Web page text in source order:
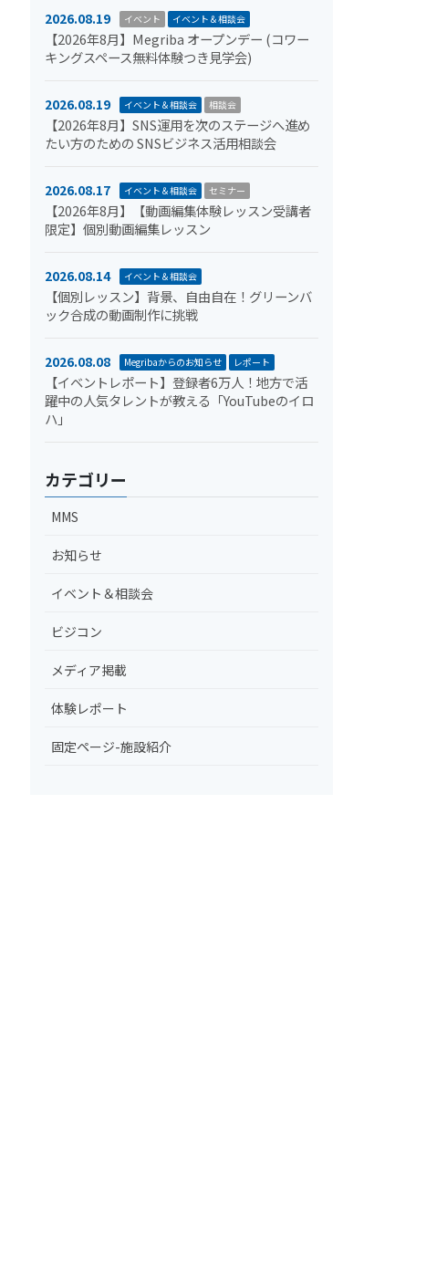
2026.08.19 イベント イベント＆相談会
【2026年8月】Megriba オープンデー (コワー
キングスペース無料体験つき見学会)
2026.08.19 イベント＆相談会 相談会
【2026年8月】SNS運用を次のステージへ進め
たい方のための SNSビジネス活用相談会
2026.08.17 イベント＆相談会 セミナー
【2026年8月】【動画編集体験レッスン受講者
限定】個別動画編集レッスン
2026.08.14 イベント＆相談会
【個別レッスン】背景、自由自在！グリーンバ
ック合成の動画制作に挑戦
2026.08.08 Megribaからのお知らせ レポート
【イベントレポート】登録者6万人！地方で活
躍中の人気タレントが教える「YouTubeのイロ
ハ」
カテゴリー
MMS
お知らせ
イベント＆相談会
ビジコン
メディア掲載
体験レポート
固定ページ-施設紹介